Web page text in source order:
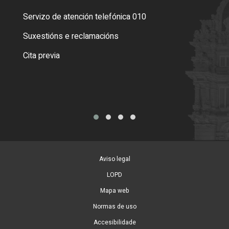
Servizo de atención telefónica 010
Suxestións e reclamacións
Cita previa
Aviso legal
LOPD
Mapa web
Normas de uso
Accesibilidade